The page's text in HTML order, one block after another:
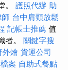
。 護照代辦 助
台中肩頸放鬆
記帳士推薦 值
者。 關鍵字搜
外燴 貨運公司
案 自助式餐點